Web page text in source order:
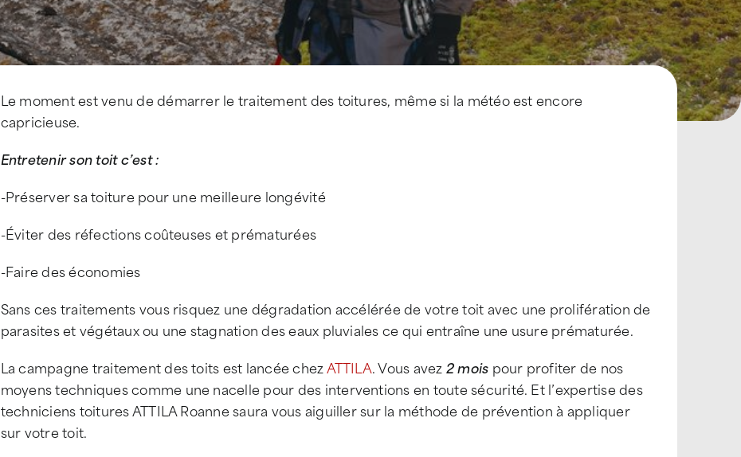
Le moment est venu de démarrer le traitement des toitures, même si la météo est encore
capricieuse.
Entretenir son toit c’est :
-Préserver sa toiture pour une meilleure longévité
-Éviter des réfections coûteuses et prématurées
-Faire des économies
Sans ces traitements vous risquez une dégradation accélérée de votre toit avec une prolifération de
parasites et végétaux ou une stagnation des eaux pluviales ce qui entraîne une usure prématurée.
La campagne traitement des toits est lancée chezATTILA. Vous avez 2 mois pour profiter de nos
moyens techniques comme une nacelle pour des interventions en toute sécurité. Et l’expertise des
techniciens toitures ATTILA Roanne saura vous aiguiller sur la méthode de prévention à appliquer
sur votre toit.